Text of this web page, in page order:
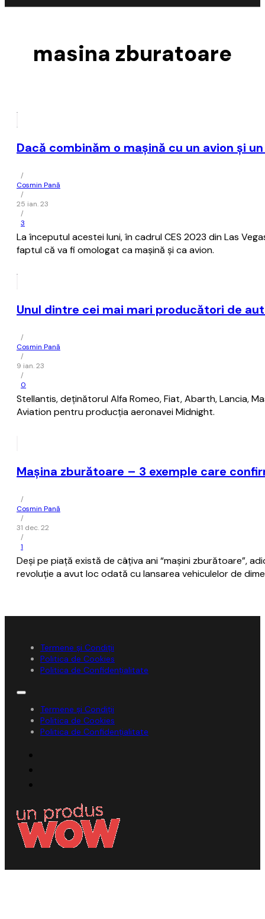
masina zburatoare
Dacă combinăm o mașină cu un avion și
/
Cosmin Pană
/
25 ian. 23
/
3
La începutul acestei luni, în cadrul CES 2023 din Las
faptul că va fi omologat ca mașină și ca avion.
Unul dintre cei mai mari producători de
/
Cosmin Pană
/
9 ian. 23
/
0
Stellantis, deținătorul Alfa Romeo, Fiat, Abarth, Lancia,
Aviation pentru producția aeronavei Midnight.
Mașina zburătoare – 3 exemple care
/
Cosmin Pană
/
31 dec. 22
/
1
Deși pe piață există de câțiva ani “mașini zburătoare”,
revoluție a avut loc odată cu lansarea vehiculelor de
Termene și Condiții
Politica de Cookies
Politica de Confidențialitate
Termene și Condiții
Politica de Cookies
Politica de Confidențialitate